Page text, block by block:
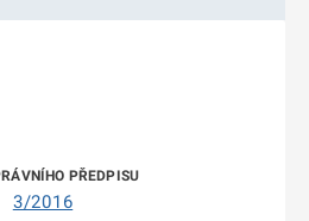
3/2016